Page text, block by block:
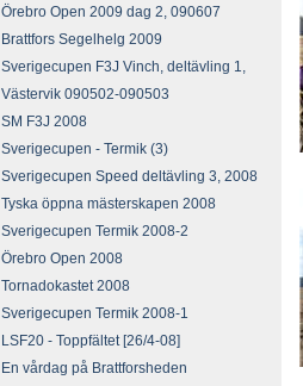
Örebro Open 2009 dag 2, 090607
Brattfors Segelhelg 2009
Sverigecupen F3J Vinch, deltävling 1,
Västervik 090502-090503
SM F3J 2008
Sverigecupen - Termik (3)
Sverigecupen Speed deltävling 3, 2008
Tyska öppna mästerskapen 2008
Sverigecupen Termik 2008-2
Örebro Open 2008
Tornadokastet 2008
Sverigecupen Termik 2008-1
LSF20 - Toppfältet [26/4-08]
En vårdag på Brattforsheden